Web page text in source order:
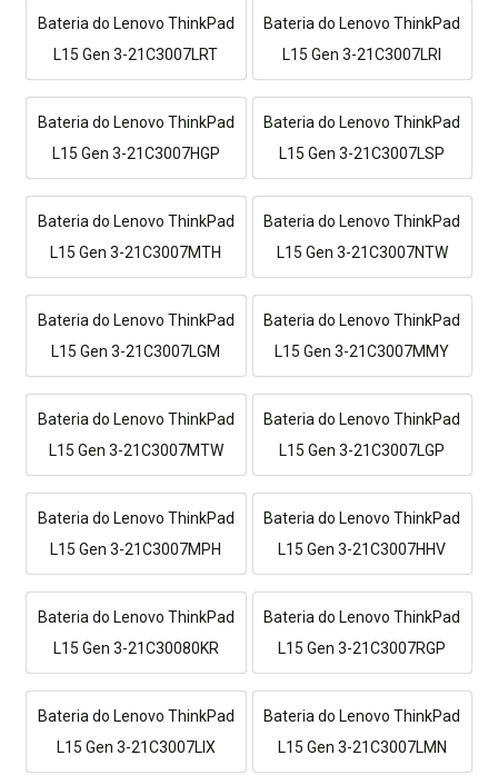
Bateria do Lenovo ThinkPad
L15 Gen 3-21C3007LRT
Bateria do Lenovo ThinkPad
L15 Gen 3-21C3007LRI
Bateria do Lenovo ThinkPad
L15 Gen 3-21C3007HGP
Bateria do Lenovo ThinkPad
L15 Gen 3-21C3007LSP
Bateria do Lenovo ThinkPad
L15 Gen 3-21C3007MTH
Bateria do Lenovo ThinkPad
L15 Gen 3-21C3007NTW
Bateria do Lenovo ThinkPad
L15 Gen 3-21C3007LGM
Bateria do Lenovo ThinkPad
L15 Gen 3-21C3007MMY
Bateria do Lenovo ThinkPad
L15 Gen 3-21C3007MTW
Bateria do Lenovo ThinkPad
L15 Gen 3-21C3007LGP
Bateria do Lenovo ThinkPad
L15 Gen 3-21C3007MPH
Bateria do Lenovo ThinkPad
L15 Gen 3-21C3007HHV
Bateria do Lenovo ThinkPad
L15 Gen 3-21C30080KR
Bateria do Lenovo ThinkPad
L15 Gen 3-21C3007RGP
Bateria do Lenovo ThinkPad
L15 Gen 3-21C3007LIX
Bateria do Lenovo ThinkPad
L15 Gen 3-21C3007LMN